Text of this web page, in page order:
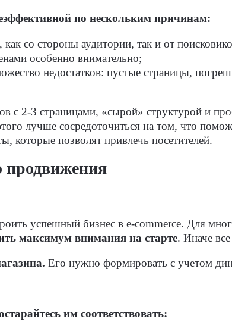
по нескольким причинам:
со стороны аудитории, так и от
особенно внимательно;
недостатков: пустые страницы,
с 2-3 страницами, «сырой» структурой и
лучше сосредоточиться на том, что
которые позволят привлечь посетителей.
продвижения
успешный бизнес в e-commerce. Для
максимум внимания на старте. Иначе
Его нужно формировать с учетом
им соответствовать: